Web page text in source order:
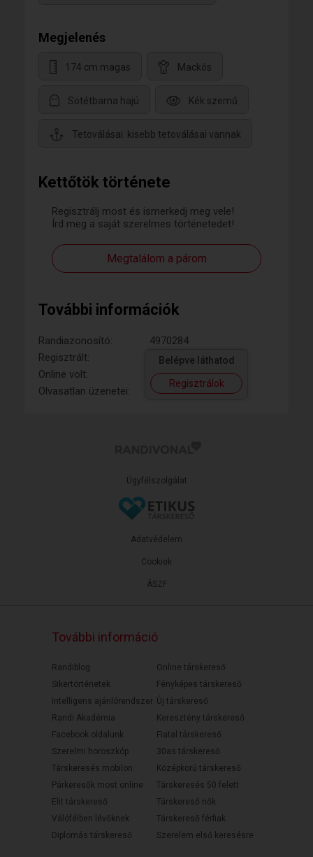
Kettőtök története
Regisztrálj most és ismerkedj meg vele!
Írd meg a saját szerelmes történetedet!
Megtalálom a párom
További információk
Randiazonosító:
4970284
Regisztrált:
Online volt:
Olvasatlan üzenetei:
Belépve láthatod
Regisztrálok
Megjelenés
174 cm magas Mackós
Sötétbarna hajú Kék szemű
Tetoválásai: kisebb tetoválásai vannak
Ügyfélszolgálat
ÁSZF
Adatvédelem
Cookiek
További információ
Randiblog
Sikertörténetek
Intelligens ajánlórendszer
Randi Akadémia
Facebook oldalunk
Szerelmi horoszkóp
Társkeresés mobilon
Párkeresők most online
Elit társkereső
Válófélben lévőknek
Diplomás társkereső
Online társkereső
Fényképes társkereső
Új társkereső
Keresztény társkereső
Fiatal társkereső
30as társkereső
Középkorú társkereső
Társkeresés 50 felett
Társkereső nők
Társkereső férfiak
Szerelem első keresésre